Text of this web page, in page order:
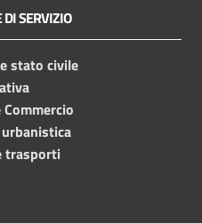
DI SERVIZIO
stato civile
trasporti